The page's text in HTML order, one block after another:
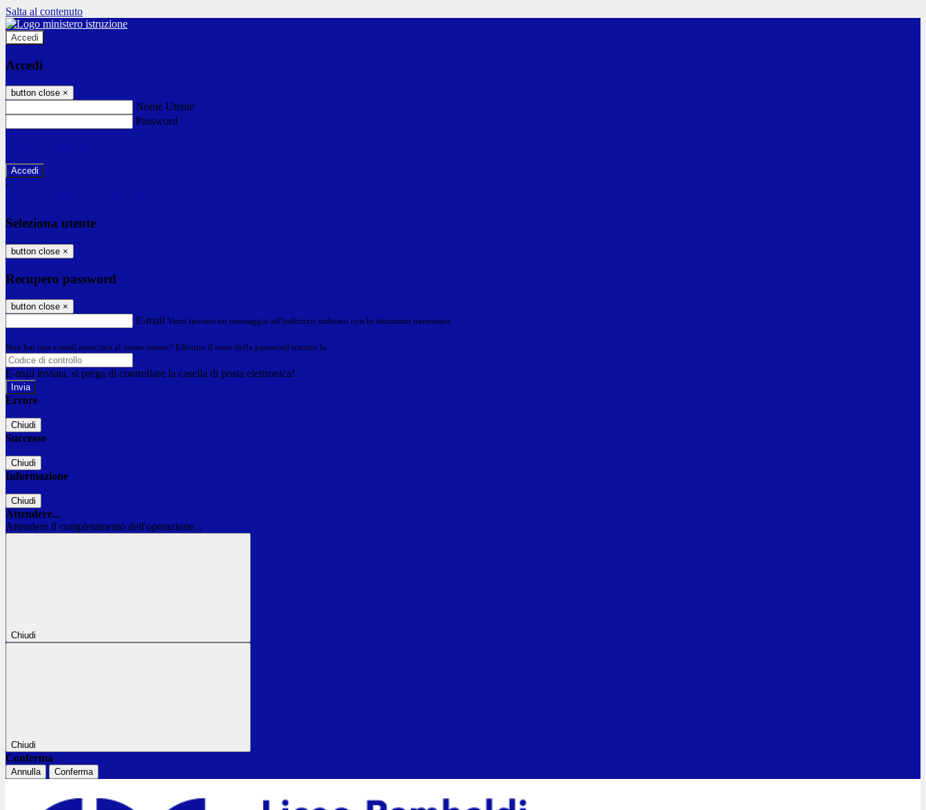
Salta al contenuto
Accedi
Accedi
button close ×
Nome Utente
Password
-
Seleziona utente
button close ×
Recupero password
button close ×
E-mail Verrà inviato un messaggio all'indirizzo indicato con le istruzioni necessarie.
Non hai una e-mail associata al nome utente? Effettua il reset della password tramite la
E-mail inviata, si prega di controllare la casella di posta elettronica!
Errore
Chiudi
Successo
Chiudi
Informazione
Chiudi
Attendere...
Attendere il completamento dell'operazione...
Chiudi
Chiudi
Conferma
Annulla Conferma